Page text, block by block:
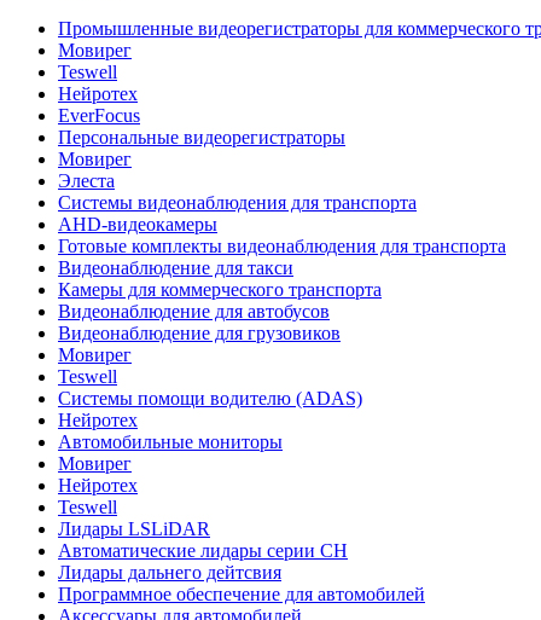
Промышленные видеорегистраторы для коммерческого
Мовирег
Teswell
Нейротех
EverFocus
Персональные видеорегистраторы
Мовирег
Элеста
Системы видеонаблюдения для транспорта
AHD-видеокамеры
Готовые комплекты видеонаблюдения для транспорта
Видеонаблюдение для такси
Камеры для коммерческого транспорта
Видеонаблюдение для автобусов
Видеонаблюдение для грузовиков
Мовирег
Teswell
Системы помощи водителю (ADAS)
Нейротех
Автомобильные мониторы
Мовирег
Нейротех
Teswell
Лидары LSLiDAR
Автоматические лидары серии CH
Лидары дальнего дейтсвия
Программное обеспечение для автомобилей